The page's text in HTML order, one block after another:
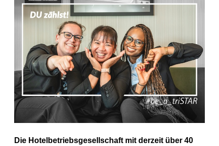
Die Hotelbetriebsgesellschaft mit derzeit über 40